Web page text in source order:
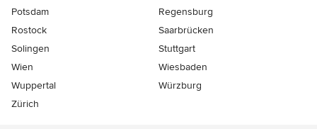
Potsdam
Regensburg
Rostock
Saarbrücken
Solingen
Stuttgart
Wien
Wiesbaden
Wuppertal
Würzburg
Zürich